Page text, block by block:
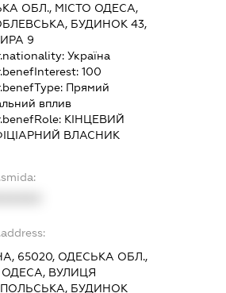
ОБЛ., МІСТО ОДЕСА,
БУДИНОК 43,
9
Україна
100
Прямий
вплив
КІНЦЕВИЙ
ВЛАСНИК
65020, ОДЕСЬКА ОБЛ.,
ОДЕСА, ВУЛИЦЯ
БУДИНОК